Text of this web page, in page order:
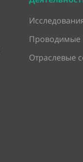
Проводимые
Отраслевые